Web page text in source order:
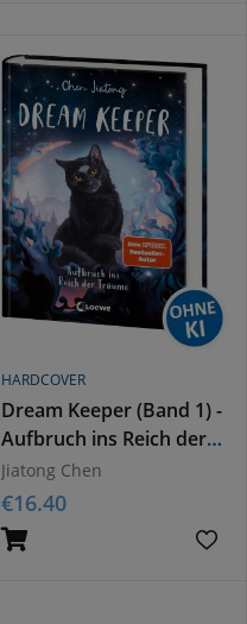
HARDCOVER
Dream Keeper (Band 1) -
Aufbruch ins Reich der
Träume
Jiatong Chen
€16.40